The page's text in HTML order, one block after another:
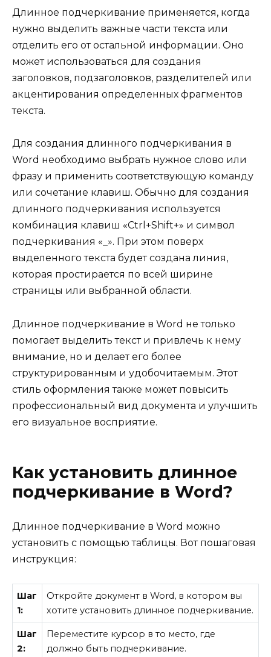
Длинное подчеркивание применяется, когда
нужно выделить важные части текста или
отделить его от остальной информации. Оно
может использоваться для создания
заголовков, подзаголовков, разделителей или
акцентирования определенных фрагментов
текста.
Для создания длинного подчеркивания в
Word необходимо выбрать нужное слово или
фразу и применить соответствующую команду
или сочетание клавиш. Обычно для создания
длинного подчеркивания используется
комбинация клавиш «Ctrl+Shift+» и символ
подчеркивания «_». При этом поверх
выделенного текста будет создана линия,
которая простирается по всей ширине
страницы или выбранной области.
Длинное подчеркивание в Word не только
помогает выделить текст и привлечь к нему
внимание, но и делает его более
структурированным и удобочитаемым. Этот
стиль оформления также может повысить
профессиональный вид документа и улучшить
его визуальное восприятие.
Как установить длинное
подчеркивание в Word?
Длинное подчеркивание в Word можно
установить с помощью таблицы. Вот пошаговая
инструкция:
Шаг
1:
Откройте документ в Word, в котором вы
хотите установить длинное подчеркивание.
Шаг
2:
Переместите курсор в то место, где
должно быть подчеркивание.